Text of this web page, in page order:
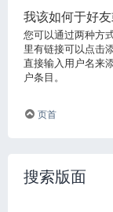
我该如何于好
您可以通过两种方
里有链接可以点击
直接输入用户名来
户条目。
页首
搜索版面